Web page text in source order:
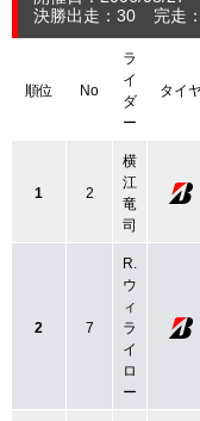
決勝出走：30
完走
順位 No
ラ
イ
ダ
ー
タイヤ
1 2
横
江
竜
司
2 7
R.
ウ
ィ
ラ
イ
ロ
ー